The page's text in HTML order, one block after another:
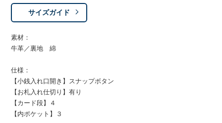
サイズガイド
素材：
牛革／裏地 綿
仕様：
【小銭入れ口開き】スナップボタン
【お札入れ仕切り】有り
【カード段】４
【内ポケット】３